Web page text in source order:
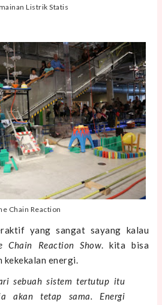
Listrik Statis
Chain Reaction
yang sangat sayang kalau
Chain Reaction Show. kita bisa
kekekalan energi.
sebuah sistem tertutup itu
akan tetap sama. Energi